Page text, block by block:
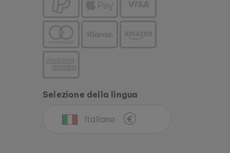
Selezione della lingua
Italiano €